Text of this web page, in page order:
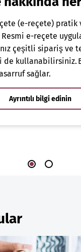
(e-reçete) pratik
Resmi e-reçete
çeşitli sipariş ve
de kullanabilirsiniz.
sağlar.
Ayrıntılı bilgi edinin